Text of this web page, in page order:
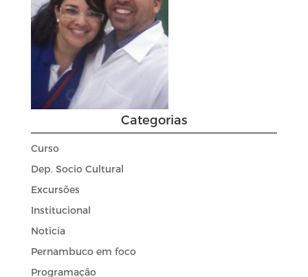
Categorias
Curso
Dep. Socio Cultural
Excursões
Institucional
Noticia
Pernambuco em foco
Programação